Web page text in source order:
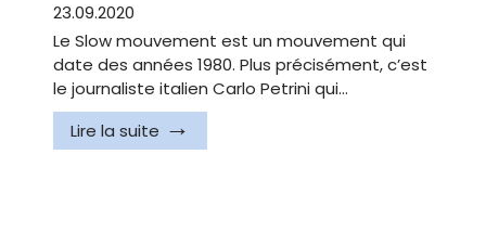
23.09.2020
Le Slow mouvement est un mouvement qui
date des années 1980. Plus précisément, c’est
le journaliste italien Carlo Petrini qui…
Lire la suite